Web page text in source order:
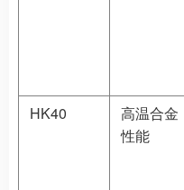
HK40
高温合金
性能